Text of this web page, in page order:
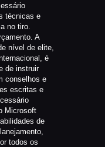
técnicas e
no tiro.
A
nível de elite,
é
de instruir
conselhos e
escritas e
Microsoft
de
todos os